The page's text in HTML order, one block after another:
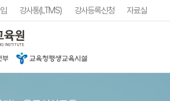
강사통(LTMS) 강사등록신청 자료실